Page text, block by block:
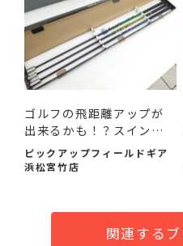
ゴルフの飛距離アップが
出来るかも！？スイング
練...
ピックアップフィールドギア
浜松宮竹店
関連する